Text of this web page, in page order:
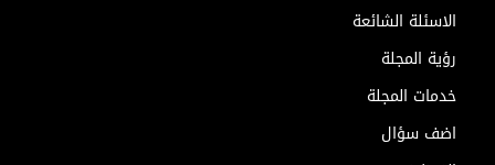
الاسئلة الشائعة
رؤية المجلة
خدمات المجلة
اضف سؤال